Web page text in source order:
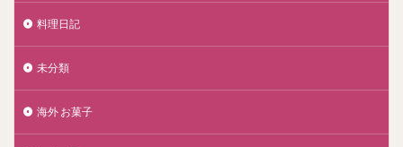
料理日記
未分類
海外 お菓子